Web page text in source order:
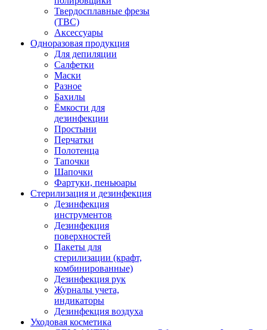
Твердосплавные фрезы
(ТВС)
Аксессуары
Одноразовая продукция
Для депиляции
Салфетки
Маски
Разное
Бахилы
Ёмкости для
дезинфекции
Простыни
Перчатки
Полотенца
Тапочки
Шапочки
Фартуки, пеньюары
Стерилизация и дезинфекция
Дезинфекция
инструментов
Дезинфекция
поверхностей
Пакеты для
стерилизации (крафт,
комбинированные)
Дезинфекция рук
Журналы учета,
индикаторы
Дезинфекция воздуха
Уходовая косметика